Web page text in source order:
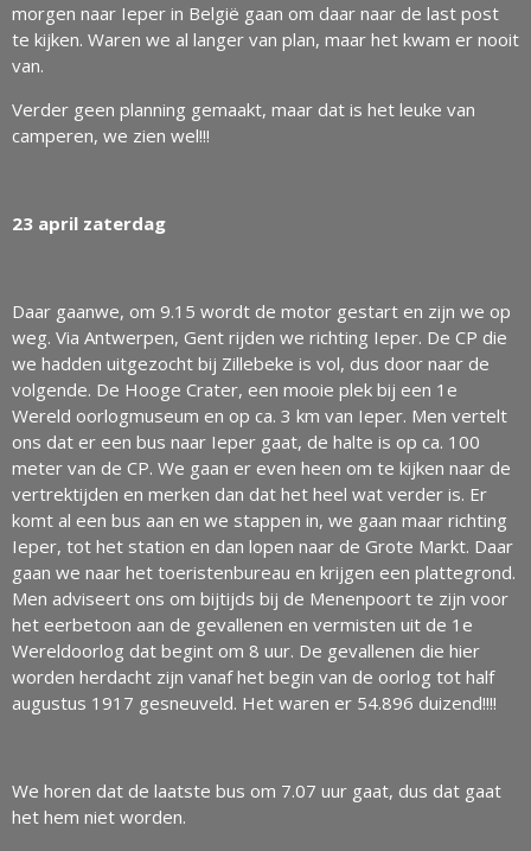
morgen naar Ieper in België gaan om daar naar de last post
te kijken. Waren we al langer van plan, maar het kwam er nooit
van.
Verder geen planning gemaakt, maar dat is het leuke van
camperen, we zien wel!!!
23 april zaterdag
Daar gaanwe, om 9.15 wordt de motor gestart en zijn we op
weg. Via Antwerpen, Gent rijden we richting Ieper. De CP die
we hadden uitgezocht bij Zillebeke is vol, dus door naar de
volgende. De Hooge Crater, een mooie plek bij een 1e
Wereld oorlogmuseum en op ca. 3 km van Ieper. Men vertelt
ons dat er een bus naar Ieper gaat, de halte is op ca. 100
meter van de CP. We gaan er even heen om te kijken naar de
vertrektijden en merken dan dat het heel wat verder is. Er
komt al een bus aan en we stappen in, we gaan maar richting
Ieper, tot het station en dan lopen naar de Grote Markt. Daar
gaan we naar het toeristenbureau en krijgen een plattegrond.
Men adviseert ons om bijtijds bij de Menenpoort te zijn voor
het eerbetoon aan de gevallenen en vermisten uit de 1e
Wereldoorlog dat begint om 8 uur. De gevallenen die hier
worden herdacht zijn vanaf het begin van de oorlog tot half
augustus 1917 gesneuveld. Het waren er 54.896 duizend!!!!
We horen dat de laatste bus om 7.07 uur gaat, dus dat gaat
het hem niet worden.